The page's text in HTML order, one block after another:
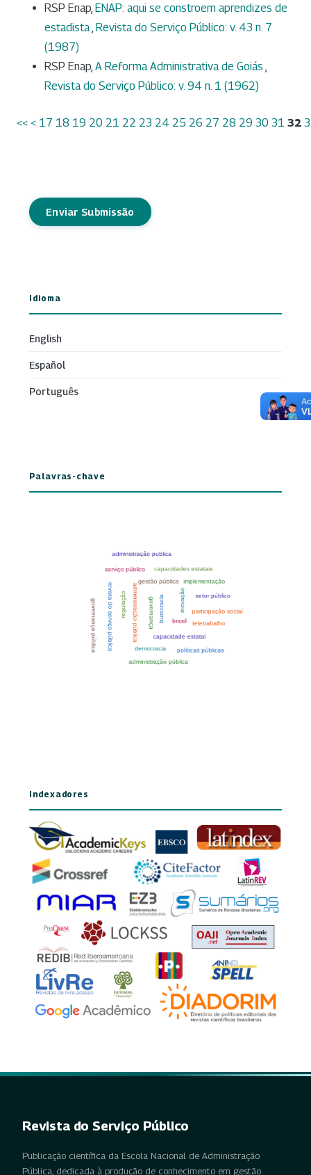
RSP Enap, ENAP: aqui se constroem aprendizes de
estadista, Revista do Serviço Público: v. 43 n. 7
(1987)
RSP Enap, A Reforma Administrativa de Goiás ,
Revista do Serviço Público: v. 94 n. 1 (1962)
<< < 17 18 19 20 21 22 23 24 25 26 27 28 29 30 31 32
Enviar Submissão
Idioma
English
Español
Português
Palavras-chave
Indexadores
Revista do Serviço Público
Publicação científica da Escola Nacional de Administração
Pública, dedicada à produção de conhecimento em gestão